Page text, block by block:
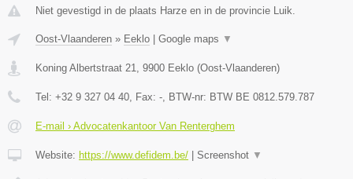
Niet gevestigd in de plaats Harze en in de provincie Luik.
Oost-Vlaanderen » Eeklo Google maps ▼
Koning Albertstraat 21, 9900 Eeklo (Oost-Vlaanderen)
Tel: +32 9 327 04 40, Fax: -, BTW-nr: BTW BE 0812.579.787
E-mail › Advocatenkantoor Van Renterghem
Website: https://www.defidem.be/ Screenshot ▼